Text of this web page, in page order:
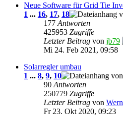
Neue Software für Grid Tie
1 ... 16, 17, 18
177 Antworten
425953 Zugriffe
Letzter Beitrag von jb79
Mi 24. Feb 2021, 09:58
Solarregler umbau
1 ... 8, 9, 10 von
90 Antworten
250779 Zugriffe
Letzter Beitrag von
Fr 23. Okt 2020, 09:23